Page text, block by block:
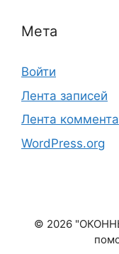
Мета
Войти
Лента записей
Лента
WordPress.org
© 2026